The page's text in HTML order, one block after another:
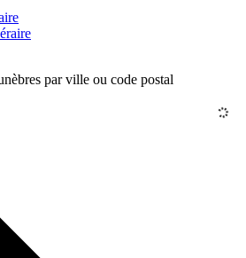
par ville ou code postal